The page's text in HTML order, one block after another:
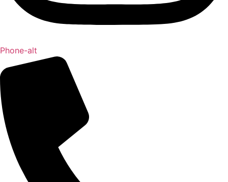
Phone-alt